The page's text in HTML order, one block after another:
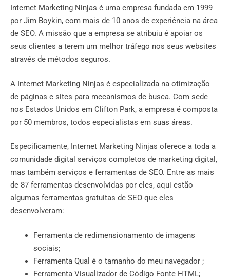
Internet Marketing Ninjas é uma empresa fundada em 1999
por Jim Boykin, com mais de 10 anos de experiência na área
de SEO. A missão que a empresa se atribuiu é apoiar os
seus clientes a terem um melhor tráfego nos seus websites
através de métodos seguros.
A Internet Marketing Ninjas é especializada na otimização
de páginas e sites para mecanismos de busca. Com sede
nos Estados Unidos em Clifton Park, a empresa é composta
por 50 membros, todos especialistas em suas áreas.
Especificamente, Internet Marketing Ninjas oferece a toda a
comunidade digital serviços completos de marketing digital,
mas também serviços e ferramentas de SEO. Entre as mais
de 87 ferramentas desenvolvidas por eles, aqui estão
algumas ferramentas gratuitas de SEO que eles
desenvolveram:
Ferramenta de redimensionamento de imagens
sociais;
Ferramenta Qual é o tamanho do meu navegador ;
Ferramenta Visualizador de Código Fonte HTML;